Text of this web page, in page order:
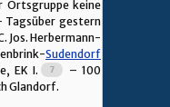
Ortsgruppe keine
Tagsüber gestern
Jos. Herbermann-
Sudendorf
EK I.
– 100
Glandorf.